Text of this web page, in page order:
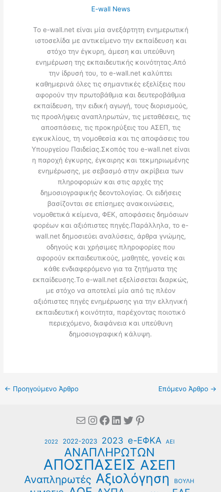
E-wall News
Το e-wall.net είναι μία ανεξάρτητη ενημερωτική
ιστοσελίδα με αντικείμενο την εκπαίδευση και
στόχο την έγκυρη, άμεση και υπεύθυνη
ενημέρωση της εκπαιδευτικής κοινότητας.Από
την ίδρυσή του, το e-wall.net καλύπτει
καθημερινά όλες τις σημαντικές εξελίξεις που
αφορούν την πρωτοβάθμια και δευτεροβάθμια
εκπαίδευση, την ειδική αγωγή, τους διορισμούς,
τις προσλήψεις αναπληρωτών, τις μεταθέσεις, τις
αποσπάσεις, τις προκηρύξεις του ΑΣΕΠ, τις
εγκυκλίους, τη νομοθεσία και τις αποφάσεις του
Υπουργείου Παιδείας.Σκοπός του e-wall.net είναι
η παροχή έγκυρης, έγκαιρης και τεκμηριωμένης
ενημέρωσης, με σεβασμό στην ακρίβεια των
πληροφοριών και στις αρχές της
δημοσιογραφικής δεοντολογίας. Οι ειδήσεις
βασίζονται σε επίσημες ανακοινώσεις,
νομοθετικά κείμενα, ΦΕΚ, αποφάσεις δημόσιων
φορέων και αξιόπιστες πηγές.Παράλληλα, το e-
wall.net δημοσιεύει αναλύσεις, άρθρα γνώμης,
οδηγούς και χρήσιμες πληροφορίες που
αφορούν εκπαιδευτικούς, μαθητές, γονείς και
κάθε ενδιαφερόμενο για τα ζητήματα της
εκπαίδευσης.Το e-wall.net εξελίσσεται διαρκώς,
με στόχο να αποτελεί μία από τις πλέον
αξιόπιστες πηγές ενημέρωσης για την ελληνική
εκπαιδευτική κοινότητα, παρέχοντας ποιοτικό
περιεχόμενο, διαφάνεια και υπεύθυνη
δημοσιογραφική κάλυψη.
← Προηγούμενο Άρθρο Επόμενο Άρθρο →
MailInstagram
Facebook
Linkedin
Twitter
Pinterest
2022 2022-2023 2023 e-ΕΦΚΑ ΑΕΙ
ΑΝΑΠΛΗΡΩΤΩΝ
ΑΠΟΣΠΑΣΕΙΣ ΑΣΕΠ
Αναπληρωτές Αξιολόγηση ΒΟΥΛΗ